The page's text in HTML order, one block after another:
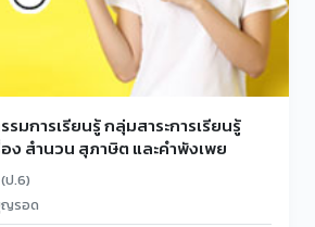
มการเรียนรู้ กลุ่มสาระการเรียนรู้
อง สำนวน สุภาษิต และคำพังเพย
ป.6)
รอด